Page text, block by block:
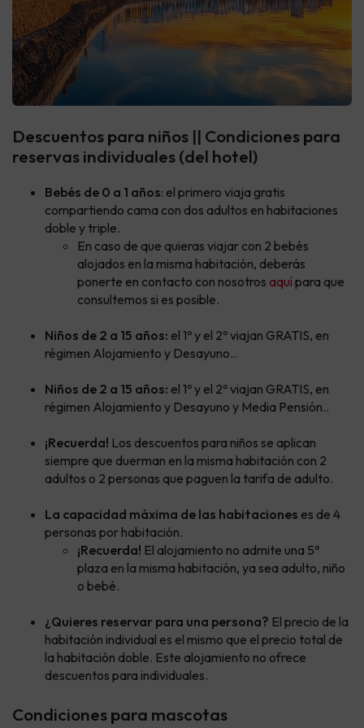
Descuentos para niños || Condiciones para
reservas individuales (del hotel)
Bebés de 0 a 1 años: el primero viaja gratis
compartiendo cama con dos adultos en habitaciones
doble y triple.
En caso de que quieras viajar con 2 bebés
alojados en la misma habitación, deberás
ponerte en contacto con nosotros aquípara que
consultemos si es posible.
Niños de 2 a 15 años: el 1º y el 2º viajan GRATIS, en
régimen Alojamiento y Desayuno..
Niños de 2 a 15 años: el 1º y el 2º viajan GRATIS, en
régimen Alojamiento y Desayuno y Media Pensión..
¡Recuerda! Los descuentos para niños se aplican
siempre que duerman en la misma habitación con 2
adultos o 2 personas que paguen la tarifa de adulto.
La capacidad máxima de las habitaciones es de 4
personas por habitación.
¡Recuerda! El alojamiento no admite una 5ª
plaza en la misma habitación, ya sea adulto, niño
o bebé.
¿Quieres reservar para una persona? El precio de la
habitación individual es el mismo que el precio total de
la habitación doble. Este alojamiento no ofrece
descuentos para individuales.
Condiciones para mascotas